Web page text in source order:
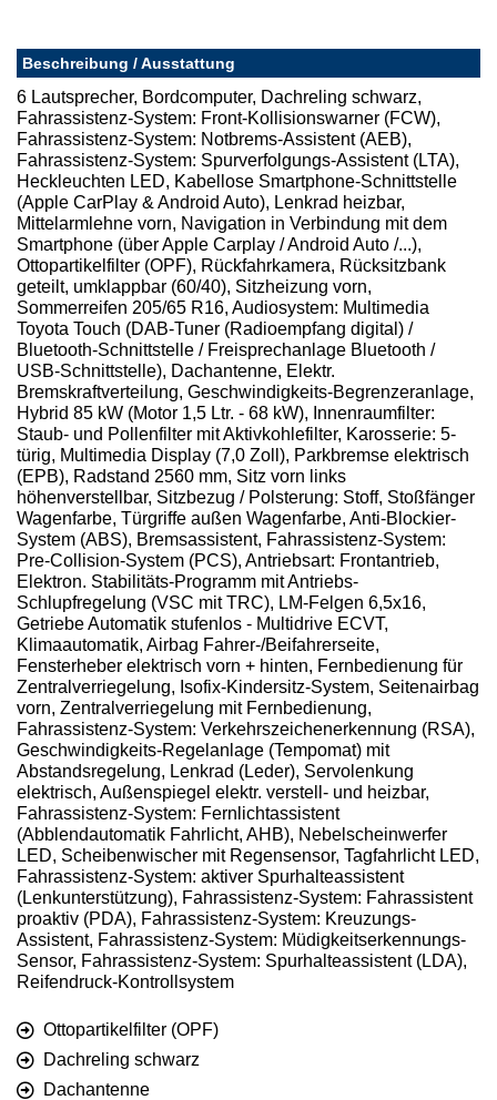
Beschreibung / Ausstattung
6 Lautsprecher, Bordcomputer, Dachreling schwarz,
Fahrassistenz-System: Front-Kollisionswarner (FCW),
Fahrassistenz-System: Notbrems-Assistent (AEB),
Fahrassistenz-System: Spurverfolgungs-Assistent (LTA),
Heckleuchten LED, Kabellose Smartphone-Schnittstelle
(Apple CarPlay & Android Auto), Lenkrad heizbar,
Mittelarmlehne vorn, Navigation in Verbindung mit dem
Smartphone (über Apple Carplay / Android Auto /...),
Ottopartikelfilter (OPF), Rückfahrkamera, Rücksitzbank
geteilt, umklappbar (60/40), Sitzheizung vorn,
Sommerreifen 205/65 R16, Audiosystem: Multimedia
Toyota Touch (DAB-Tuner (Radioempfang digital) /
Bluetooth-Schnittstelle / Freisprechanlage Bluetooth /
USB-Schnittstelle), Dachantenne, Elektr.
Bremskraftverteilung, Geschwindigkeits-Begrenzeranlage,
Hybrid 85 kW (Motor 1,5 Ltr. - 68 kW), Innenraumfilter:
Staub- und Pollenfilter mit Aktivkohlefilter, Karosserie: 5-
türig, Multimedia Display (7,0 Zoll), Parkbremse elektrisch
(EPB), Radstand 2560 mm, Sitz vorn links
höhenverstellbar, Sitzbezug / Polsterung: Stoff, Stoßfänger
Wagenfarbe, Türgriffe außen Wagenfarbe, Anti-Blockier-
System (ABS), Bremsassistent, Fahrassistenz-System:
Pre-Collision-System (PCS), Antriebsart: Frontantrieb,
Elektron. Stabilitäts-Programm mit Antriebs-
Schlupfregelung (VSC mit TRC), LM-Felgen 6,5x16,
Getriebe Automatik stufenlos - Multidrive ECVT,
Klimaautomatik, Airbag Fahrer-/Beifahrerseite,
Fensterheber elektrisch vorn + hinten, Fernbedienung für
Zentralverriegelung, Isofix-Kindersitz-System, Seitenairbag
vorn, Zentralverriegelung mit Fernbedienung,
Fahrassistenz-System: Verkehrszeichenerkennung (RSA),
Geschwindigkeits-Regelanlage (Tempomat) mit
Abstandsregelung, Lenkrad (Leder), Servolenkung
elektrisch, Außenspiegel elektr. verstell- und heizbar,
Fahrassistenz-System: Fernlichtassistent
(Abblendautomatik Fahrlicht, AHB), Nebelscheinwerfer
LED, Scheibenwischer mit Regensensor, Tagfahrlicht LED,
Fahrassistenz-System: aktiver Spurhalteassistent
(Lenkunterstützung), Fahrassistenz-System: Fahrassistent
proaktiv (PDA), Fahrassistenz-System: Kreuzungs-
Assistent, Fahrassistenz-System: Müdigkeitserkennungs-
Sensor, Fahrassistenz-System: Spurhalteassistent (LDA),
Reifendruck-Kontrollsystem
Ottopartikelfilter (OPF)
Dachreling schwarz
Dachantenne